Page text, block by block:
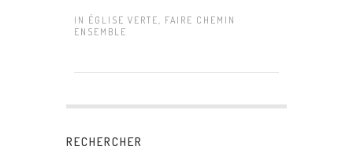
IN ÉGLISE VERTE
FAIRE CHEMIN
ENSEMBLE
RECHERCHER